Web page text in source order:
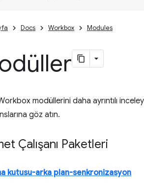
Docs Workbox Modules
modüllerini daha ayrıntılı
göz atın.
Çalışanı Paketleri
kutusu-arka plan-senkronizasyon